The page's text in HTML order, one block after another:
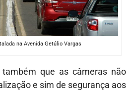
na Avenida Getúlio Vargas
que as câmeras não
e sim de segurança aos